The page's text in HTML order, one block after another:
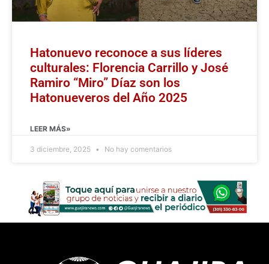
Hatonuevo reconoce a sus líderes
culturales: Florencia Carrillo y José
Ramiro “Miro” Díaz son los
Hatonueveros del Año 2025
LEER MÁS»
3 diciembre, 2025 No hay comentarios